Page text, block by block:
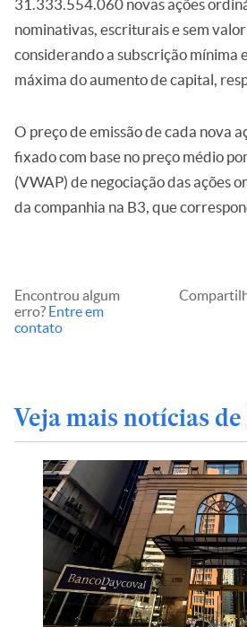
31.333.554.060 novas ações
nominativas, escriturais e sem valor
considerando a subscrição mínima
máxima do aumento de capital,
O preço de emissão de cada nova
fixado com base no preço médio
(VWAP) de negociação das ações
da companhia na B3, que
Encontrou algum
erro? Entre em
contato
Veja mais notícias